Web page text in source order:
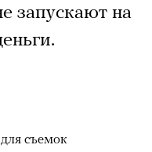
запускают на
съемок